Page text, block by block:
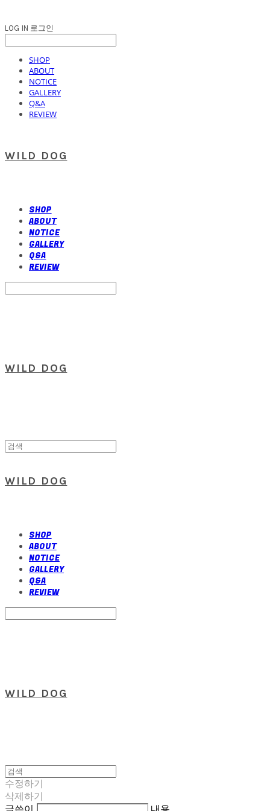
LOG IN 로그인
SHOP
ABOUT
NOTICE
GALLERY
Q&A
REVIEW
WILD DOG
SHOP
ABOUT
NOTICE
GALLERY
Q&A
REVIEW
WILD DOG
WILD DOG
SHOP
ABOUT
NOTICE
GALLERY
Q&A
REVIEW
WILD DOG
수정하기
삭제하기